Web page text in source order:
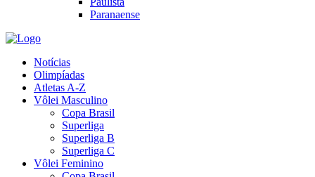
Paranaense
Notícias
Olimpíadas
Atletas A-Z
Vôlei Masculino
Copa Brasil
Superliga
Superliga B
Superliga C
Vôlei Feminino